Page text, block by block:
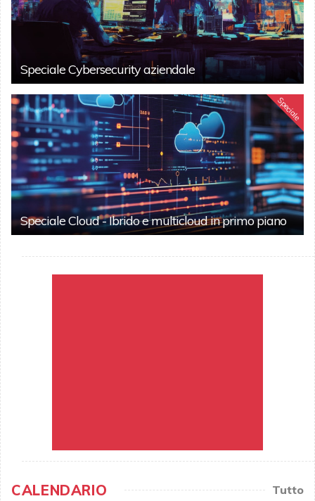
Speciale Cybersecurity aziendale
Speciale
Speciale Cloud - Ibrido e multicloud in primo piano
CALENDARIO Tutto